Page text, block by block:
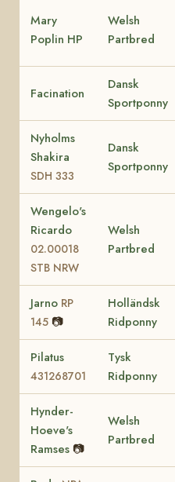
Mary
Poplin HP
Welsh
Partbred
Facination
Dansk
Sportponny
Nyholms
Shakira
SDH 333
Dansk
Sportponny
Wengelo's
Ricardo
02.00018
STB NRW
Welsh
Partbred
Jarno RP
145 📷
Holländsk
Ridponny
Pilatus
431268701
Tysk
Ridponny
Hynder-
Hoeve's
Ramses 📷
Welsh
Partbred